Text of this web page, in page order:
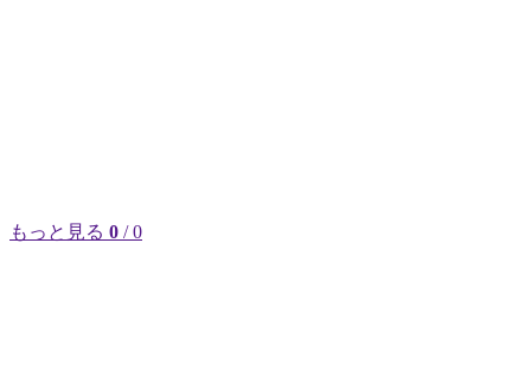
もっと見る 0 / 0